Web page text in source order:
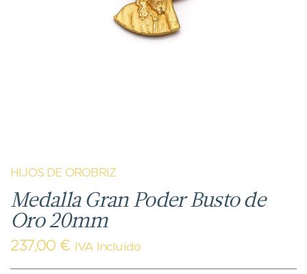
HIJOS DE OROBRIZ
Medalla Gran Poder Busto de
Oro 20mm
237,00 € IVA Incluido